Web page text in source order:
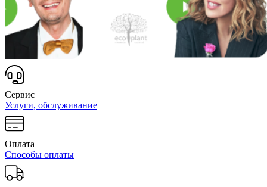
Сервис
Услуги, обслуживание
Оплата
Способы оплаты